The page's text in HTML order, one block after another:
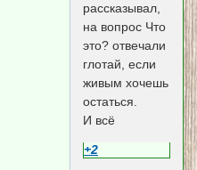
рассказывал,
на вопрос Что
это? отвечали
глотай, если
живым хочешь
остаться.
И всё
+2